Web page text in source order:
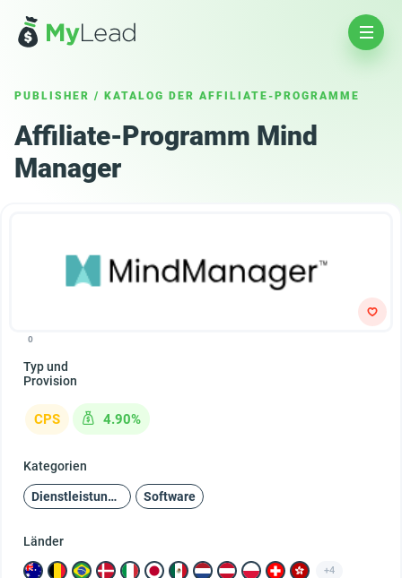
PUBLISHER / KATALOG DER AFFILIATE-PROGRAMME
Affiliate-Programm Mind
Manager
0
Typ und
Provision
CPS 4.90%
Kategorien
Dienstleistungen Software
Länder
+4